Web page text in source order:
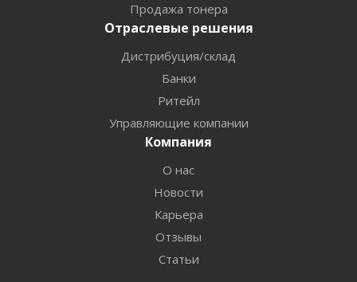
Продажа тонера
Отраслевые решения
Дистрибуция/склад
Банки
Ритейл
Управляющие компании
Компания
О нас
Новости
Карьера
Отзывы
Статьи